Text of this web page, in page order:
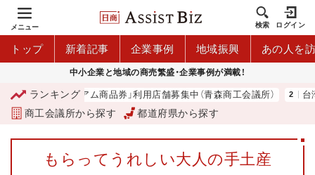
メニュー 検索 ログイン
トップ 新着記事 企業事例 地域振興 あの人を
中小企業と地域の商売繁盛・企業事例が満載！
ランキング
「青森市プレミアム商品券」利用店舗募集中（青森商工会議所） 台湾
商工会議所から探す 都道府県から探す
もらってうれしい大人の手土産